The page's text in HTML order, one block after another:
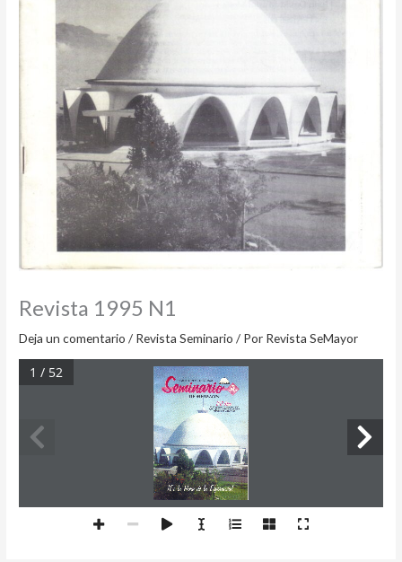
Revista 1995 N1
Deja un comentario / Revista Seminario / Por Revista SeMayor
1 / 52